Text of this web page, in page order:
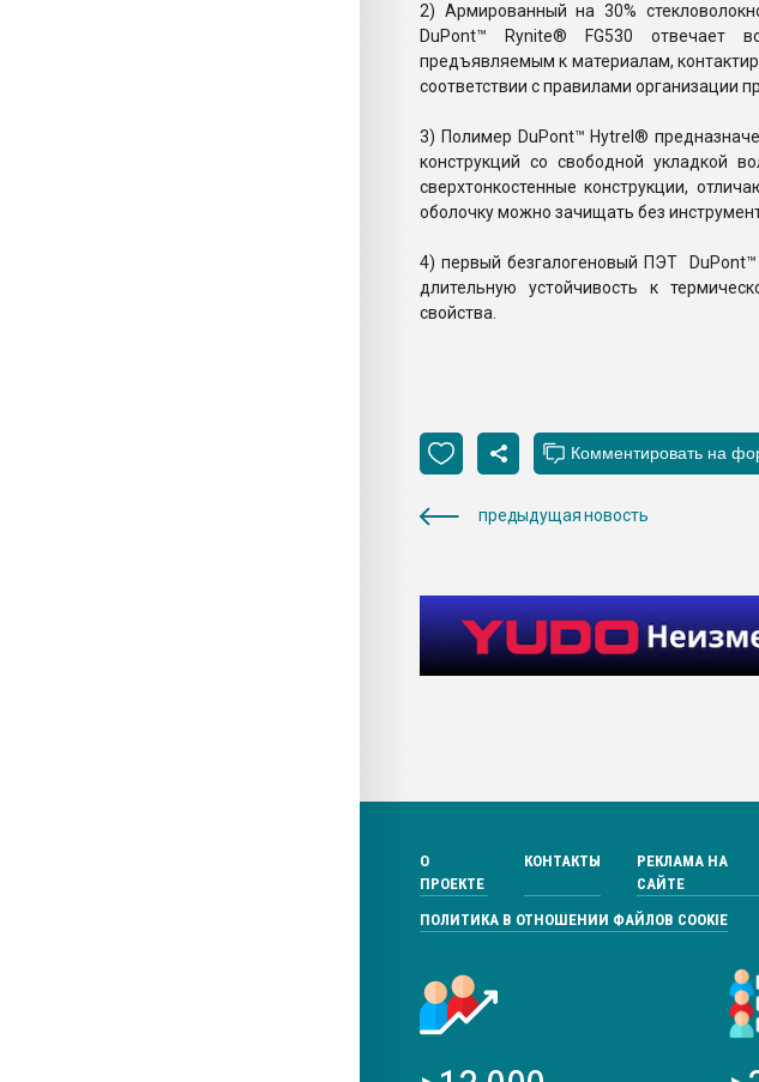
2) Армированный на 30%
DuPont™ Rynite® FG530
предъявляемым к материалам,
соответствии с правилами организации
3) Полимер DuPont™ Hytrel®
конструкций со свободной укладкой
сверхтонкостенные конструкции,
оболочку можно зачищать без
4) первый безгалогеновый ПЭТ
длительную устойчивость к
свойства.
предыдущая новость
О
ПРОЕКТЕ
КОНТАКТЫ
РЕКЛАМА НА
САЙТЕ
ПОЛИТИКА В ОТНОШЕНИИ ФАЙЛОВ COOKIE